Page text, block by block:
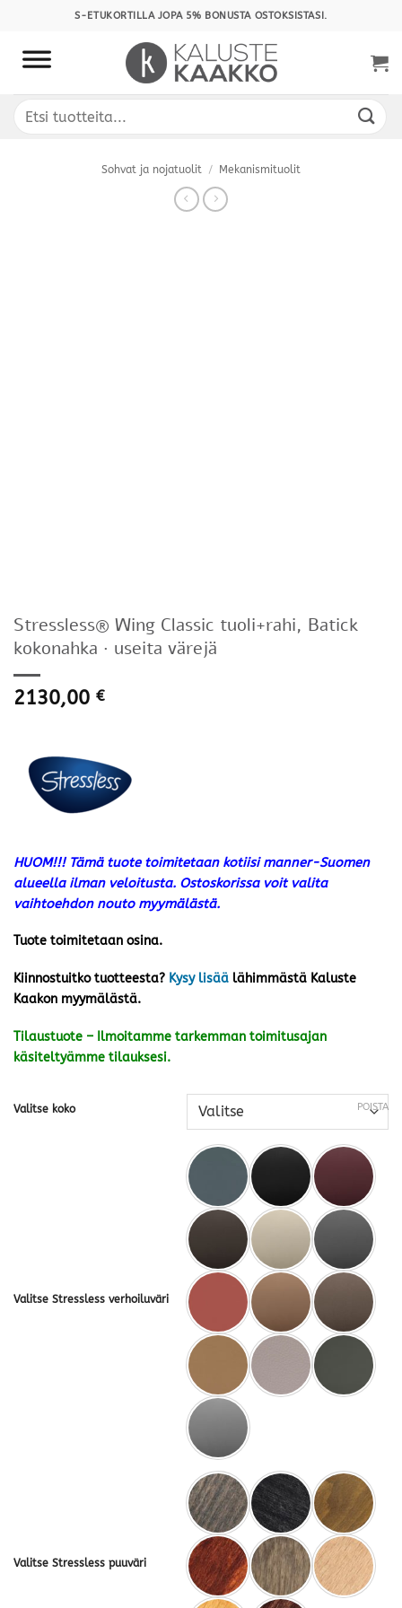
content
S-ETUKORTILLA JOPA 5% BONUSTA OSTOKSISTASI.
Etsi:
Sohvat ja nojatuolit / Mekanismituolit
Stressless® Wing Classic tuoli+rahi, Batick
kokonahka · useita värejä
2130,00 €
HUOM!!! Tämä tuote toimitetaan kotiisi manner-Suomen
alueella ilman veloitusta. Ostoskorissa voit valita
vaihtoehdon nouto myymälästä.
Tuote toimitetaan osina.
Kiinnostuitko tuotteesta? Kysy lisää lähimmästä Kaluste
Kaakon myymälästä.
Tilaustuote – Ilmoitamme tarkemman toimitusajan
käsiteltyämme tilauksesi.
Valitse koko
Valitse Stressless verhoiluväri
Valitse Stressless puuväri
POISTA